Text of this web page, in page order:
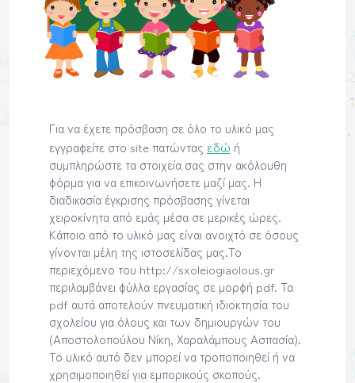
Για να έχετε πρόσβαση σε όλο το υλικό μας
εγγραφείτε στο site πατώντας εδώ ή
συμπληρώστε τα στοιχεία σας στην ακόλουθη
φόρμα για να επικοινωνήσετε μαζί μας. Η
διαδικασία έγκρισης πρόσβασης γίνεται
χειροκίνητα από εμάς μέσα σε μερικές ώρες.
Κάποιο από το υλικό μας είναι ανοιχτό σε όσους
γίνονται μέλη της ιστοσελίδας μας.Το
περιεχόμενο του http://sxoleiogiaolous.gr
περιλαμβάνει φύλλα εργασίας σε μορφή pdf. Τα
pdf αυτά αποτελούν πνευματική ιδιοκτησία του
σχολείου για όλους και των δημιουργών του
(Αποστολοπούλου Νίκη, Χαραλάμπους Ασπασία).
Το υλικό αυτό δεν μπορεί να τροποποιηθεί ή να
χρησιμοποιηθεί για εμπορικούς σκοπούς.